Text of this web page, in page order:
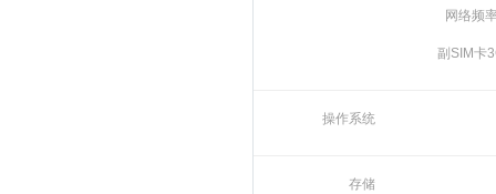
网络频
副SIM卡
操作系统
存储